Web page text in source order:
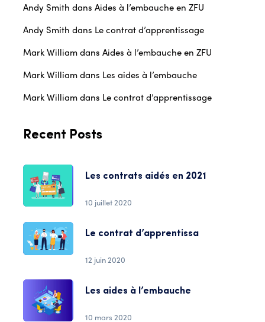
Andy Smith dans Aides à l’embauche en ZFU
Andy Smith dans Le contrat d’apprentissage
Mark Williamdans Aides à l’embauche en ZFU
Mark Williamdans Les aides à l’embauche
Mark Williamdans Le contrat d’apprentissage
Recent Posts
Les contrats aidés en 2021
10 juillet 2020
Le contrat d’apprentissa
12 juin 2020
Les aides à l’embauche
10 mars 2020